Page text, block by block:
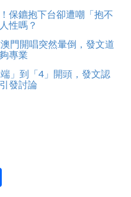
保鑣抱下台卻遭嘲「抱不
性嗎？
門開唱突然暈倒，發文道
專業
」到「4」開頭，發文認
發討論